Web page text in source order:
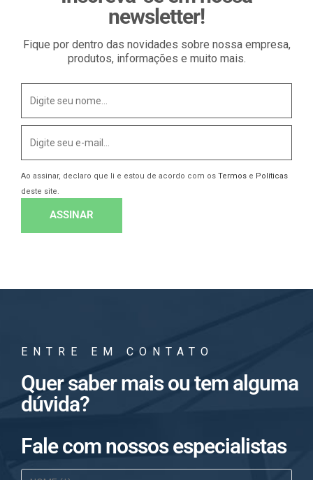
newsletter!
Fique por dentro das novidades sobre nossa empresa,
produtos, informações e muito mais.
Ao assinar, declaro que li e estou de acordo com os Termos e Políticas
deste site.
ENTRE EM CONTATO
Quer saber mais ou tem alguma
dúvida?
Fale com nossos especialistas